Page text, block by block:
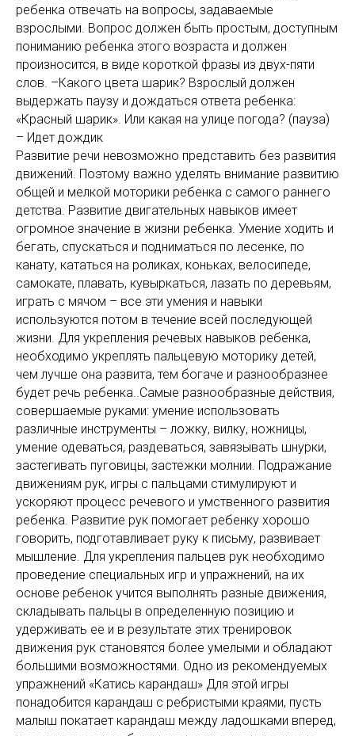
ребенка отвечать на вопросы, задаваемые
взрослыми. Вопрос должен быть простым, доступным
пониманию ребенка этого возраста и должен
произносится, в виде короткой фразы из двух-пяти
слов. –Какого цвета шарик? Взрослый должен
выдержать паузу и дождаться ответа ребенка:
«Красный шарик». Или какая на улице погода? (пауза)
– Идет дождик
Развитие речи невозможно представить без развития
движений. Поэтому важно уделять внимание развитию
общей и мелкой моторики ребенка с самого раннего
детства. Развитие двигательных навыков имеет
огромное значение в жизни ребенка. Умение ходить и
бегать, спускаться и подниматься по лесенке, по
канату, кататься на роликах, коньках, велосипеде,
самокате, плавать, кувыркаться, лазать по деревьям,
играть с мячом – все эти умения и навыки
используются потом в течение всей последующей
жизни. Для укрепления речевых навыков ребенка,
необходимо укреплять пальцевую моторику детей,
чем лучше она развита, тем богаче и разнообразнее
будет речь ребенка..Самые разнообразные действия,
совершаемые руками: умение использовать
различные инструменты – ложку, вилку, ножницы,
умение одеваться, раздеваться, завязывать шнурки,
застегивать пуговицы, застежки молнии. Подражание
движениям рук, игры с пальцами стимулируют и
ускоряют процесс речевого и умственного развития
ребенка. Развитие рук помогает ребенку хорошо
говорить, подготавливает руку к письму, развивает
мышление. Для укрепления пальцев рук необходимо
проведение специальных игр и упражнений, на их
основе ребенок учится выполнять разные движения,
складывать пальцы в определенную позицию и
удерживать ее и в результате этих тренировок
движения рук становятся более умелыми и обладают
большими возможностями. Одно из рекомендуемых
упражнений «Катись карандаш» Для этой игры
понадобится карандаш с ребристыми краями, пусть
малыш покатает карандаш между ладошками вперед,